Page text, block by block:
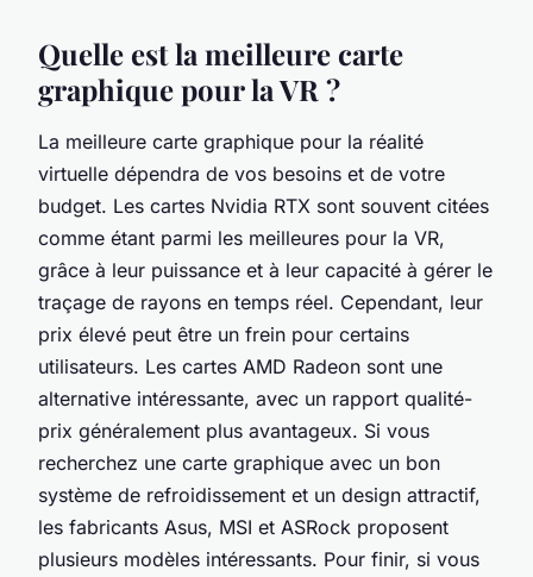
Quelle est la meilleure carte
graphique pour la VR ?
La meilleure carte graphique pour la réalité
virtuelle dépendra de vos besoins et de votre
budget. Les cartes Nvidia RTX sont souvent citées
comme étant parmi les meilleures pour la VR,
grâce à leur puissance et à leur capacité à gérer le
traçage de rayons en temps réel. Cependant, leur
prix élevé peut être un frein pour certains
utilisateurs. Les cartes AMD Radeon sont une
alternative intéressante, avec un rapport qualité-
prix généralement plus avantageux. Si vous
recherchez une carte graphique avec un bon
système de refroidissement et un design attractif,
les fabricants Asus, MSI et ASRock proposent
plusieurs modèles intéressants. Pour finir, si vous